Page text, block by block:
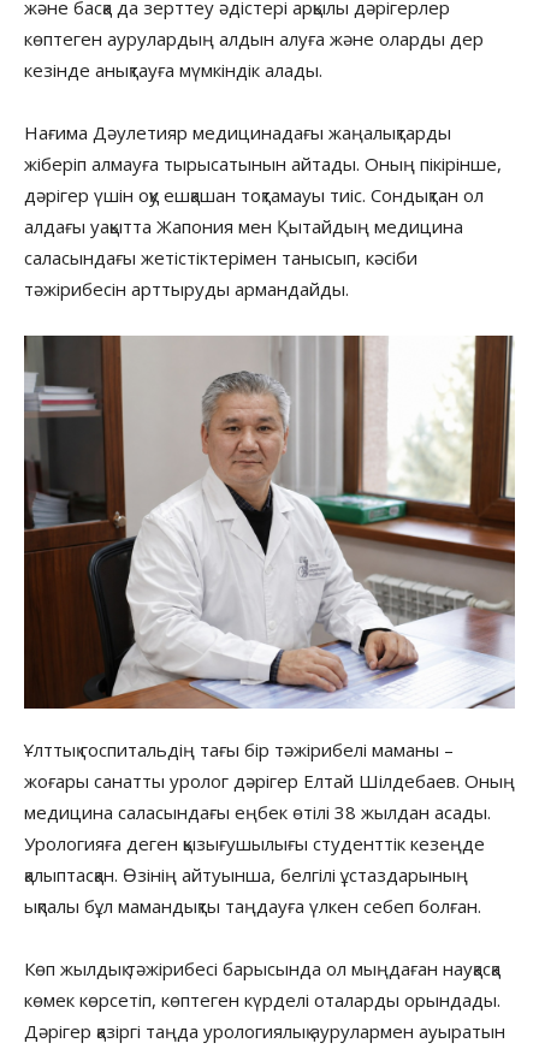
және басқа да зерттеу әдістері арқылы дәрігерлер
көптеген аурулардың алдын алуға және оларды дер
кезінде анықтауға мүмкіндік алады.
Нағима Дәулетияр медицинадағы жаңалықтарды
жіберіп алмауға тырысатынын айтады. Оның пікірінше,
дәрігер үшін оқу ешқашан тоқтамауы тиіс. Сондықтан ол
алдағы уақытта Жапония мен Қытайдың медицина
саласындағы жетістіктерімен танысып, кәсіби
тәжірибесін арттыруды армандайды.
Ұлттық госпитальдің тағы бір тәжірибелі маманы –
жоғары санатты уролог дәрігер Елтай Шілдебаев. Оның
медицина саласындағы еңбек өтілі 38 жылдан асады.
Урологияға деген қызығушылығы студенттік кезеңде
қалыптасқан. Өзінің айтуынша, белгілі ұстаздарының
ықпалы бұл мамандықты таңдауға үлкен себеп болған.
Көп жылдық тәжірибесі барысында ол мыңдаған науқасқа
көмек көрсетіп, көптеген күрделі оталарды орындады.
Дәрігер қазіргі таңда урологиялық аурулармен ауыратын